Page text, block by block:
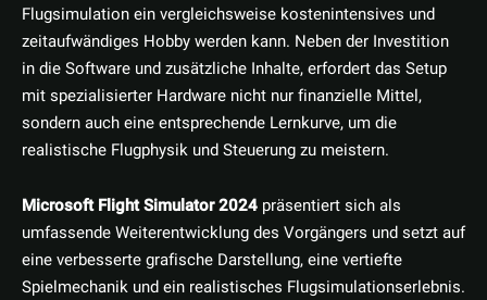
Flugsimulation ein vergleichsweise kostenintensives und
zeitaufwändiges Hobby werden kann. Neben der Investition
in die Software und zusätzliche Inhalte, erfordert das Setup
mit spezialisierter Hardware nicht nur finanzielle Mittel,
sondern auch eine entsprechende Lernkurve, um die
realistische Flugphysik und Steuerung zu meistern.
Microsoft Flight Simulator 2024 präsentiert sich als
umfassende Weiterentwicklung des Vorgängers und setzt auf
eine verbesserte grafische Darstellung, eine vertiefte
Spielmechanik und ein realistisches Flugsimulationserlebnis.